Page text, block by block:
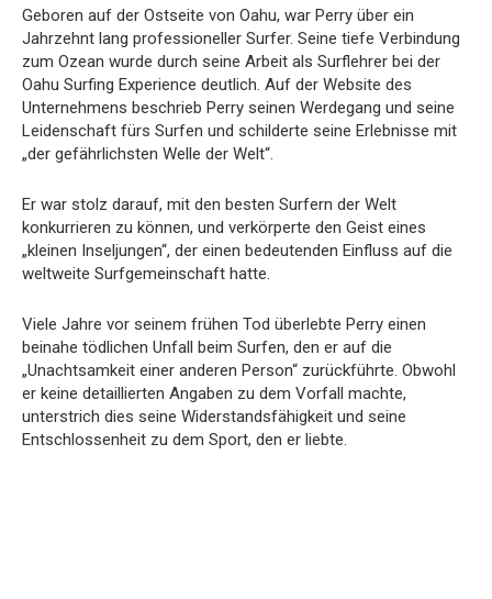
Geboren auf der Ostseite von Oahu, war Perry über ein
Jahrzehnt lang professioneller Surfer. Seine tiefe Verbindung
zum Ozean wurde durch seine Arbeit als Surflehrer bei der
Oahu Surfing Experience deutlich. Auf der Website des
Unternehmens beschrieb Perry seinen Werdegang und seine
Leidenschaft fürs Surfen und schilderte seine Erlebnisse mit
„der gefährlichsten Welle der Welt“.
Er war stolz darauf, mit den besten Surfern der Welt
konkurrieren zu können, und verkörperte den Geist eines
„kleinen Inseljungen“, der einen bedeutenden Einfluss auf die
weltweite Surfgemeinschaft hatte.
Viele Jahre vor seinem frühen Tod überlebte Perry einen
beinahe tödlichen Unfall beim Surfen, den er auf die
„Unachtsamkeit einer anderen Person“ zurückführte. Obwohl
er keine detaillierten Angaben zu dem Vorfall machte,
unterstrich dies seine Widerstandsfähigkeit und seine
Entschlossenheit zu dem Sport, den er liebte.